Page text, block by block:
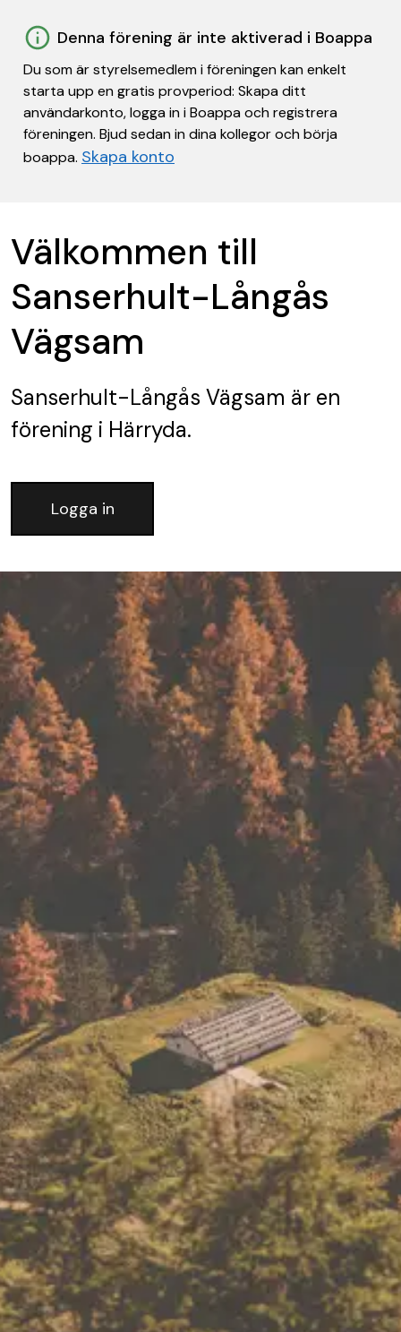
Denna förening är inte aktiverad i Boappa
Du som är styrelsemedlem i föreningen kan enkelt
starta upp en gratis provperiod: Skapa ditt
användarkonto, logga in i Boappa och registrera
föreningen. Bjud sedan in dina kollegor och börja
boappa. Skapa konto
Välkommen till
Sanserhult-Långås
Vägsam
Sanserhult-Långås Vägsam är en
förening i Härryda.
Logga in